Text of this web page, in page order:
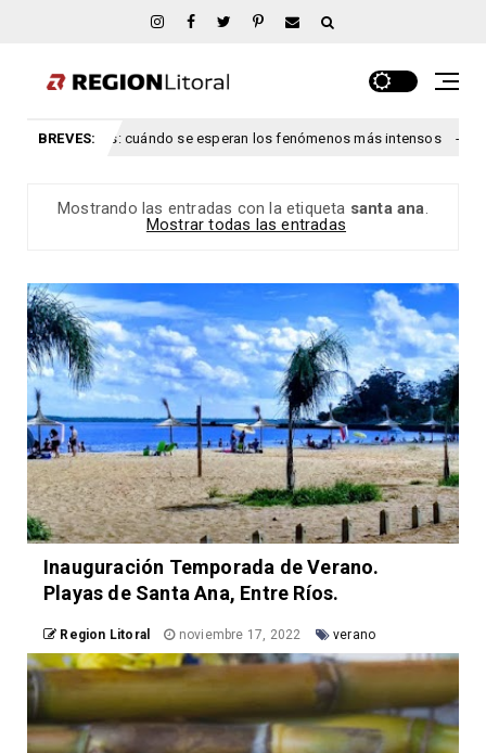
BREVES:
Ríos: cuándo se esperan los fenómenos más intensos congreso
Mostrando las entradas con la etiqueta santa ana.
Mostrar todas las entradas
Inauguración Temporada de Verano.
Playas de Santa Ana, Entre Ríos.
Region Litoral noviembre 17, 2022 verano